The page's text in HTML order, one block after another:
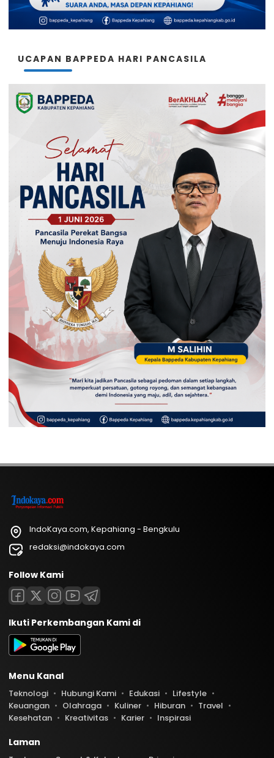
UCAPAN BAPPEDA HARI PANCASILA
IndoKaya.com, Kepahiang - Bengkulu
redaksi@indokaya.com
Follow Kami
Ikuti Perkembangan Kami di
Menu Kanal
Teknologi Hubungi Kami Edukasi
Lifestyle
Keuangan
Olahraga Kuliner Hiburan
Travel
Kesehatan
Kreativitas Karier Inspirasi
Laman